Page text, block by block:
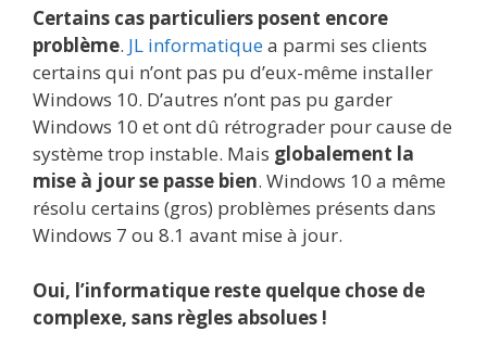
Certains cas particuliers posent encore
problème. JL informatiquea parmi ses clients
certains qui n’ont pas pu d’eux-même installer
Windows 10. D’autres n’ont pas pu garder
Windows 10 et ont dû rétrograder pour cause de
système trop instable. Mais globalement la
mise à jour se passe bien. Windows 10 a même
résolu certains (gros) problèmes présents dans
Windows 7 ou 8.1 avant mise à jour.
Oui, l’informatique reste quelque chose de
complexe, sans règles absolues !